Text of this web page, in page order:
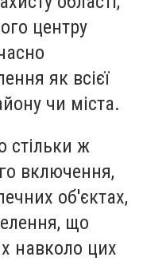
центру
як всієї
чи міста.
стільки ж
включення,
об'єктах,
що
навколо цих